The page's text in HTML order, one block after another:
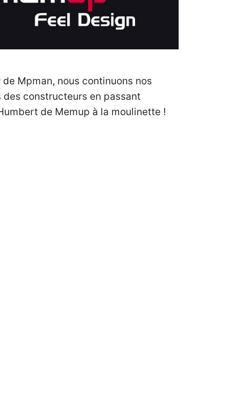
Mpman, nous continuons nos
constructeurs en passant
de Memup à la moulinette !